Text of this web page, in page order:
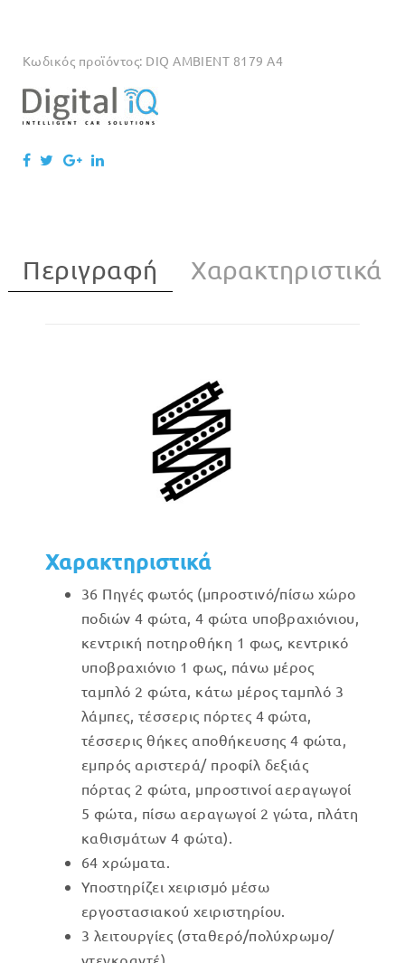
Κωδικός προϊόντος: DIQ AMBIENT 8179 A4
Περιγραφή Χαρακτηριστικά
Χαρακτηριστικά
36 Πηγές φωτός (μπροστινό/πίσω χώρο
ποδιών 4 φώτα, 4 φώτα υποβραχιόνιου,
κεντρική ποτηροθήκη 1 φως, κεντρικό
υποβραχιόνιο 1 φως, πάνω μέρος
ταμπλό 2 φώτα, κάτω μέρος ταμπλό 3
λάμπες, τέσσερις πόρτες 4 φώτα,
τέσσερις θήκες αποθήκευσης 4 φώτα,
εμπρός αριστερά/ προφίλ δεξιάς
πόρτας 2 φώτα, μπροστινοί αεραγωγοί
5 φώτα, πίσω αεραγωγοί 2 γώτα, πλάτη
καθισμάτων 4 φώτα).
64 χρώματα.
Υποστηρίζει χειρισμό μέσω
εργοστασιακού χειριστηρίου.
3 λειτουργίες (σταθερό/πολύχρωμο/
ντεγκραντέ).